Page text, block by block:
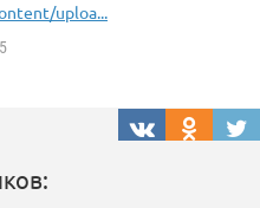
uploa...